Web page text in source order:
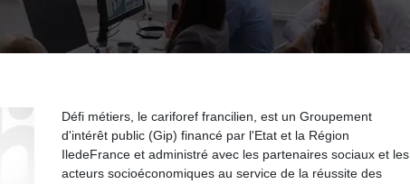
Défi métiers, le cariforef francilien, est un Groupement
d'intérêt public (Gip) financé par l'Etat et la Région
IledeFrance et administré avec les partenaires sociaux et les
acteurs socioéconomiques au service de la réussite des